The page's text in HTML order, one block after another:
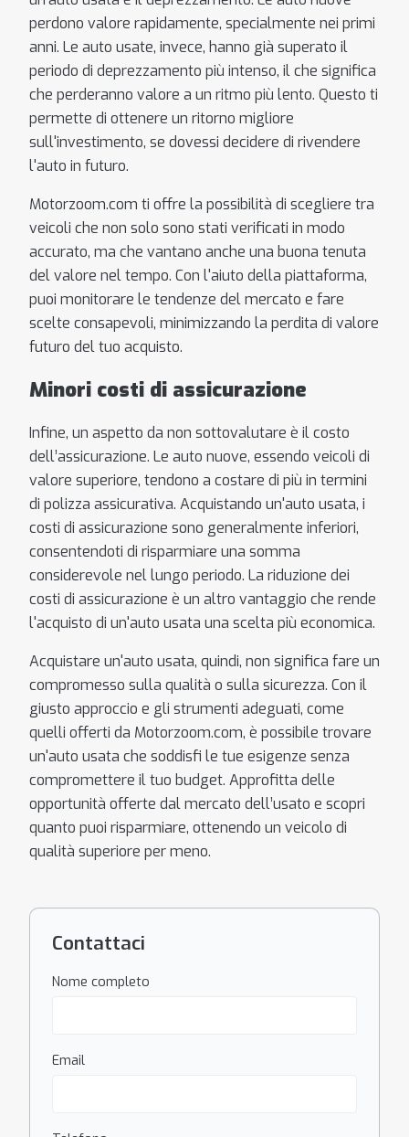
perdono valore rapidamente, specialmente nei primi
anni. Le auto usate, invece, hanno già superato il
periodo di deprezzamento più intenso, il che significa
che perderanno valore a un ritmo più lento. Questo ti
permette di ottenere un ritorno migliore
sull'investimento, se dovessi decidere di rivendere
l'auto in futuro.
Motorzoom.com ti offre la possibilità di scegliere tra
veicoli che non solo sono stati verificati in modo
accurato, ma che vantano anche una buona tenuta
del valore nel tempo. Con l'aiuto della piattaforma,
puoi monitorare le tendenze del mercato e fare
scelte consapevoli, minimizzando la perdita di valore
futuro del tuo acquisto.
Minori costi di assicurazione
Infine, un aspetto da non sottovalutare è il costo
dell’assicurazione. Le auto nuove, essendo veicoli di
valore superiore, tendono a costare di più in termini
di polizza assicurativa. Acquistando un'auto usata, i
costi di assicurazione sono generalmente inferiori,
consentendoti di risparmiare una somma
considerevole nel lungo periodo. La riduzione dei
costi di assicurazione è un altro vantaggio che rende
l'acquisto di un'auto usata una scelta più economica.
Acquistare un'auto usata, quindi, non significa fare un
compromesso sulla qualità o sulla sicurezza. Con il
giusto approccio e gli strumenti adeguati, come
quelli offerti da Motorzoom.com, è possibile trovare
un'auto usata che soddisfi le tue esigenze senza
compromettere il tuo budget. Approfitta delle
opportunità offerte dal mercato dell’usato e scopri
quanto puoi risparmiare, ottenendo un veicolo di
qualità superiore per meno.
Contattaci
Nome completo
Email